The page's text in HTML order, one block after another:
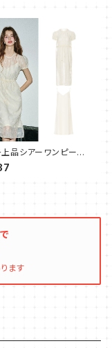
品シアーワンピース×
ピ 2点セット
ます